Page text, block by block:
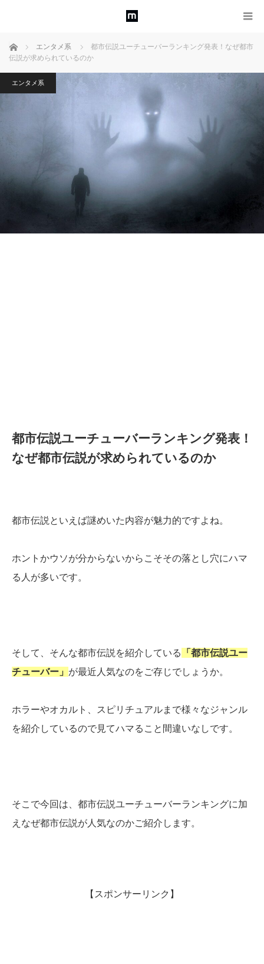
ホーム エンタメ系
都市伝説ユーチューバーランキング発表！なぜ都市
伝説が求められているのか
エンタメ系
都市伝説ユーチューバーランキング発表！
なぜ都市伝説が求められているのか
都市伝説といえば謎めいた内容が魅力的ですよね。
ホントかウソが分からないからこそその落とし穴にハマ
る人が多いです。
そして、そんな都市伝説を紹介している
「都市伝説ユー
チューバー」 が最近人気なのをご存じでしょうか。
ホラーやオカルト、スピリチュアルまで様々なジャンル
を紹介しているので見てハマること間違いなしです。
そこで今回は、都市伝説ユーチューバーランキングに加
えなぜ都市伝説が人気なのかご紹介します。
【スポンサーリンク】